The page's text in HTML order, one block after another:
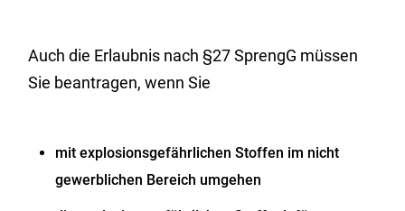
Auch die Erlaubnis nach §27 SprengG müssen
Sie beantragen, wenn Sie
mit explosionsgefährlichen Stoffen im nicht
gewerblichen Bereich umgehen